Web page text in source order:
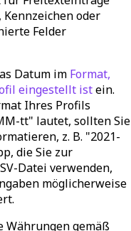
oder
Felder
Datum im Format,
eingestellt istein.
Ihres Profils
tt" lautet, sollten Sie
z. B. "2021-
die Sie zur
Datei verwenden,
möglicherweise
Währungen gemäß